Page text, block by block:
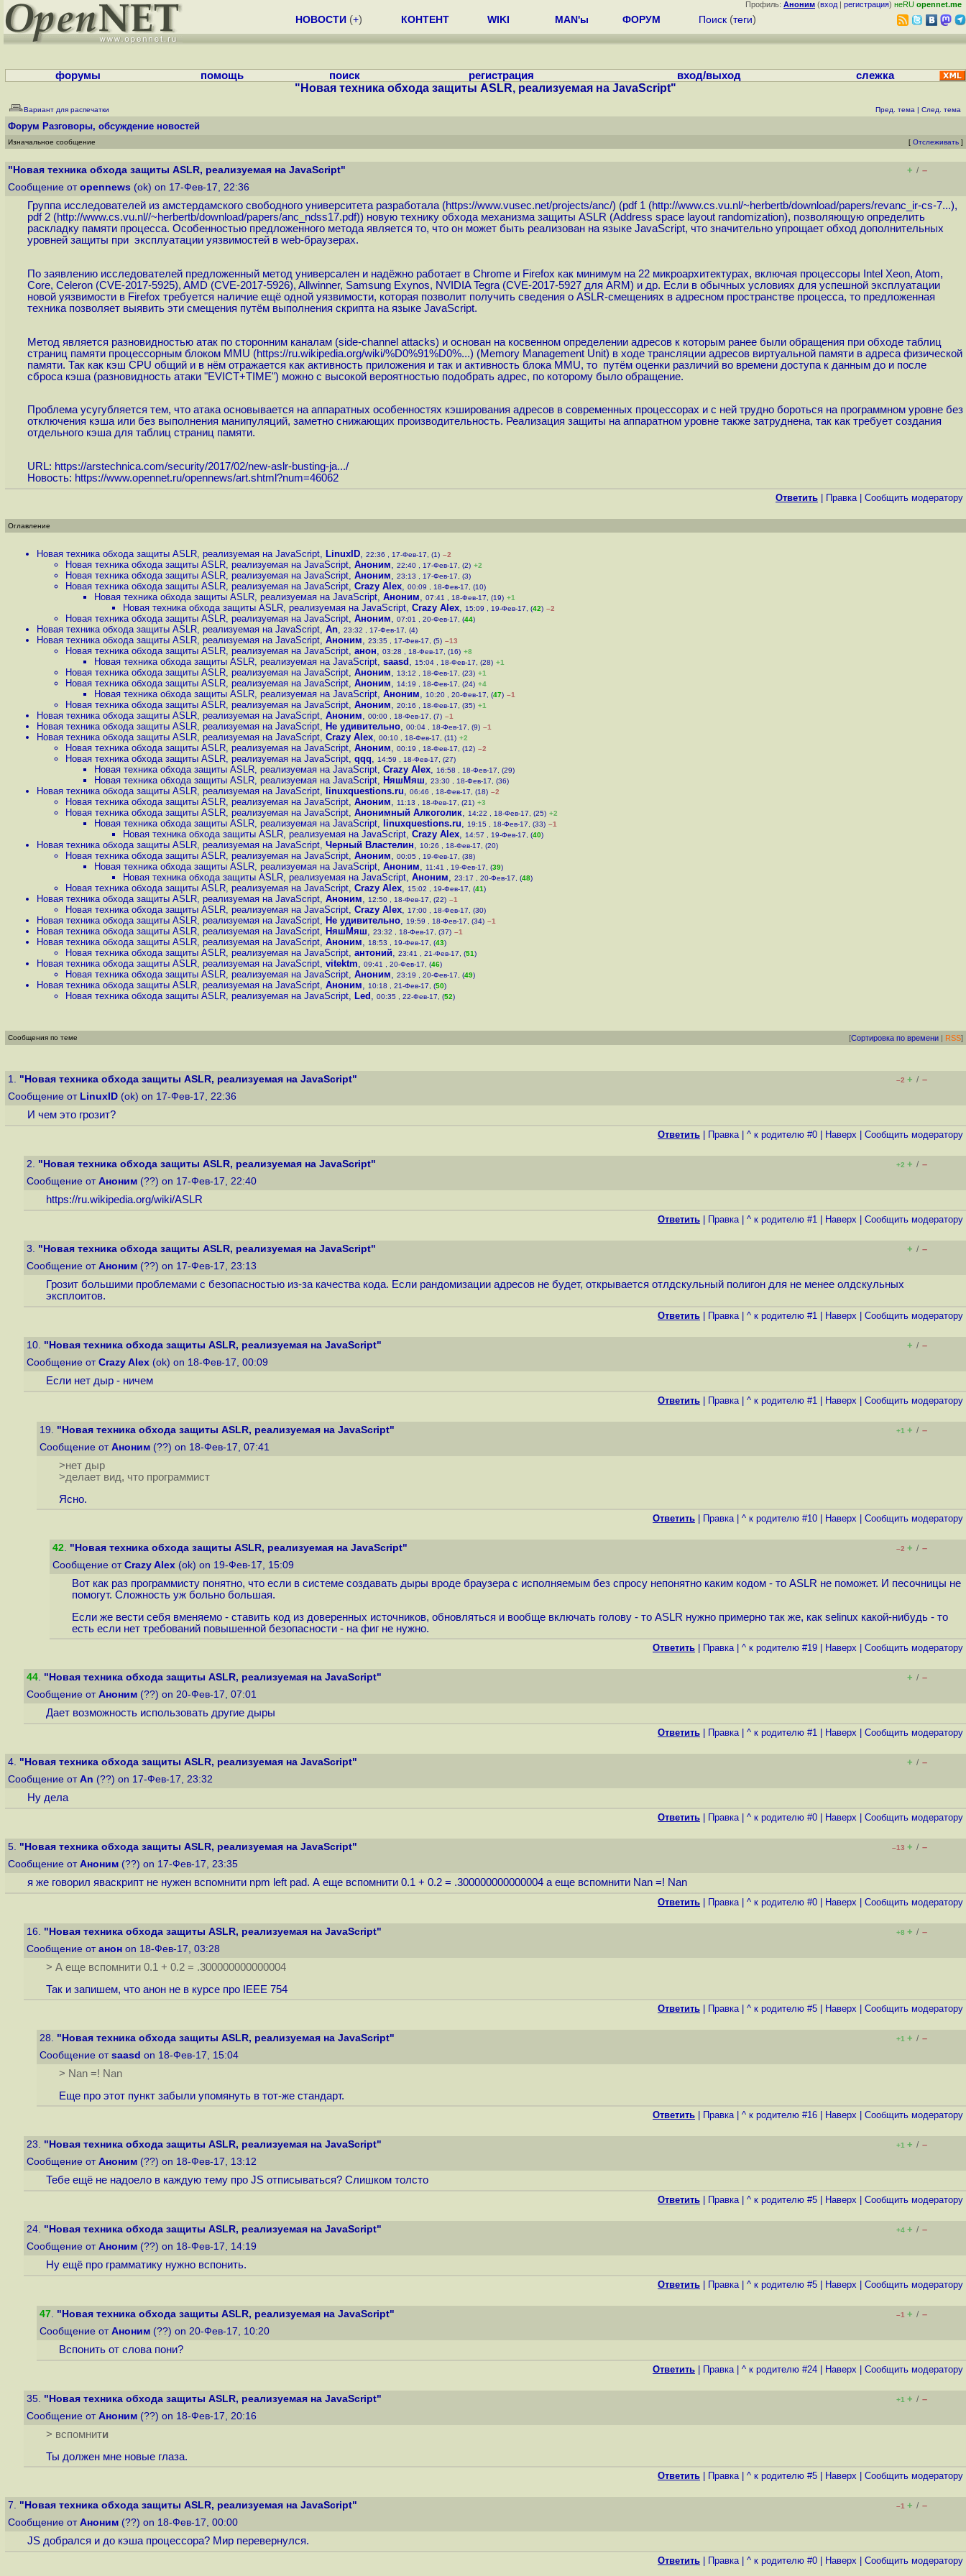
Профиль: Аноним (вход | регистрация) неRU opennet.me
НОВОСТИ (+) КОНТЕНТ WIKI MAN'ы ФОРУМ Поиск (теги)
форумы помощь поиск регистрация вход/выход слежка
"Новая техника обхода защиты ASLR, реализуемая на JavaScript"
Вариант для распечатки Пред. тема | След. тема
Форум Разговоры, обсуждение новостей
Изначальное сообщение [ Отслеживать ]
"Новая техника обхода защиты ASLR, реализуемая на JavaScript" + / –
Сообщение от opennews (ok) on 17-Фев-17, 22:36
Группа исследователей из амстердамского свободного университета разработала (https://www.vusec.net/projects/anc/) (pdf 1 (http://www.cs.vu.nl/~herbertb/download/papers/revanc_ir-cs-7...),
pdf 2 (http://www.cs.vu.nl//~herbertb/download/papers/anc_ndss17.pdf)) новую технику обхода механизма защиты ASLR (Address space layout randomization), позволяющую определить
раскладку памяти процесса. Особенностью предложенного метода является то, что он может быть реализован на языке JavaScript, что значительно упрощает обход дополнительных
уровней защиты при эксплуатации уязвимостей в web-браузерах.
По заявлению исследователей предложенный метод универсален и надёжно работает в Chrome и Firefox как минимум на 22 микроархитектурах, включая процессоры Intel Xeon, Atom,
Core, Celeron (CVE-2017-5925), AMD (CVE-2017-5926), Allwinner, Samsung Exynos, NVIDIA Tegra (CVE-2017-5927 для ARM) и др. Если в обычных условиях для успешной эксплуатации
новой уязвимости в Firefox требуется наличие ещё одной уязвимости, которая позволит получить сведения о ASLR-смещениях в адресном пространстве процесса, то предложенная
техника позволяет выявить эти смещения путём выполнения скрипта на языке JavaScript.
Метод является разновидностью атак по сторонним каналам (side-channel attacks) и основан на косвенном определении адресов к которым ранее были обращения при обходе таблиц
страниц памяти процессорным блоком MMU (https://ru.wikipedia.org/wiki/%D0%91%D0%...) (Memory Management Unit) в ходе трансляции адресов виртуальной памяти в адреса физической
памяти. Так как кэш CPU общий и в нём отражается как активность приложения и так и активность блока MMU, то путём оценки различий во времени доступа к данным до и после
сброса кэша (разновидность атаки "EVICT+TIME") можно с высокой вероятностью подобрать адрес, по которому было обращение.
Проблема усугубляется тем, что атака основывается на аппаратных особенностях кэширования адресов в современных процессорах и с ней трудно бороться на программном уровне без
отключения кэша или без выполнения манипуляций, заметно снижающих производительность. Реализация защиты на аппаратном уровне также затруднена, так как требует создания
отдельного кэша для таблиц страниц памяти.
URL: https://arstechnica.com/security/2017/02/new-aslr-busting-ja.../
Новость: https://www.opennet.ru/opennews/art.shtml?num=46062
Ответить Правка| Cообщить модератору
Оглавление
Новая техника обхода защиты ASLR, реализуемая на JavaScript, LinuxID, 22:36 , 17-Фев-17, (1) –2
Новая техника обхода защиты ASLR, реализуемая на JavaScript, Аноним, 22:40 , 17-Фев-17, (2) +2
Новая техника обхода защиты ASLR, реализуемая на JavaScript, Аноним, 23:13 , 17-Фев-17, (3)
Новая техника обхода защиты ASLR, реализуемая на JavaScript, Crazy Alex, 00:09 , 18-Фев-17, (10)
Новая техника обхода защиты ASLR, реализуемая на JavaScript, Аноним, 07:41 , 18-Фев-17, (19) +1
Новая техника обхода защиты ASLR, реализуемая на JavaScript, Crazy Alex, 15:09 , 19-Фев-17, (42) –2
Новая техника обхода защиты ASLR, реализуемая на JavaScript, Аноним, 07:01 , 20-Фев-17, (44)
Новая техника обхода защиты ASLR, реализуемая на JavaScript, An, 23:32 , 17-Фев-17, (4)
Новая техника обхода защиты ASLR, реализуемая на JavaScript, Аноним, 23:35 , 17-Фев-17, (5) –13
Новая техника обхода защиты ASLR, реализуемая на JavaScript, анон, 03:28 , 18-Фев-17, (16) +8
Новая техника обхода защиты ASLR, реализуемая на JavaScript, saasd , 15:04 , 18-Фев-17, (28) +1
Новая техника обхода защиты ASLR, реализуемая на JavaScript, Аноним, 13:12 , 18-Фев-17, (23) +1
Новая техника обхода защиты ASLR, реализуемая на JavaScript, Аноним, 14:19 , 18-Фев-17, (24) +4
Новая техника обхода защиты ASLR, реализуемая на JavaScript, Аноним, 10:20 , 20-Фев-17, (47) –1
Новая техника обхода защиты ASLR, реализуемая на JavaScript, Аноним, 20:16 , 18-Фев-17, (35) +1
Новая техника обхода защиты ASLR, реализуемая на JavaScript, Аноним, 00:00 , 18-Фев-17, (7) –1
Новая техника обхода защиты ASLR, реализуемая на JavaScript, Не удивительно, 00:04 , 18-Фев-17, (9) –1
Новая техника обхода защиты ASLR, реализуемая на JavaScript, Crazy Alex, 00:10 , 18-Фев-17, (11) +2
Новая техника обхода защиты ASLR, реализуемая на JavaScript, Аноним, 00:19 , 18-Фев-17, (12) –2
Новая техника обхода защиты ASLR, реализуемая на JavaScript, qqq, 14:59 , 18-Фев-17, (27)
Новая техника обхода защиты ASLR, реализуемая на JavaScript, Crazy Alex, 16:58 , 18-Фев-17, (29)
Новая техника обхода защиты ASLR, реализуемая на JavaScript, НяшМяш, 23:30 , 18-Фев-17, (36)
Новая техника обхода защиты ASLR, реализуемая на JavaScript, linuxquestions.ru, 06:46 , 18-Фев-17, (18) –2
Новая техника обхода защиты ASLR, реализуемая на JavaScript, Аноним, 11:13 , 18-Фев-17, (21) +3
Новая техника обхода защиты ASLR, реализуемая на JavaScript, Анонимный Алкоголик, 14:22 , 18-Фев-17, (25) +2
Новая техника обхода защиты ASLR, реализуемая на JavaScript, linuxquestions.ru, 19:15 , 18-Фев-17, (33) –1
Новая техника обхода защиты ASLR, реализуемая на JavaScript, Crazy Alex, 14:57 , 19-Фев-17, (40)
Новая техника обхода защиты ASLR, реализуемая на JavaScript, Черный Властелин, 10:26 , 18-Фев-17, (20)
Новая техника обхода защиты ASLR, реализуемая на JavaScript, Аноним, 00:05 , 19-Фев-17, (38)
Новая техника обхода защиты ASLR, реализуемая на JavaScript, Аноним, 11:41 , 19-Фев-17, (39)
Новая техника обхода защиты ASLR, реализуемая на JavaScript, Аноним, 23:17 , 20-Фев-17, (48)
Новая техника обхода защиты ASLR, реализуемая на JavaScript, Crazy Alex, 15:02 , 19-Фев-17, (41)
Новая техника обхода защиты ASLR, реализуемая на JavaScript, Аноним, 12:50 , 18-Фев-17, (22) –1
Новая техника обхода защиты ASLR, реализуемая на JavaScript, Crazy Alex, 17:00 , 18-Фев-17, (30)
Новая техника обхода защиты ASLR, реализуемая на JavaScript, Не удивительно, 19:59 , 18-Фев-17, (34) –1
Новая техника обхода защиты ASLR, реализуемая на JavaScript, НяшМяш, 23:32 , 18-Фев-17, (37) –1
Новая техника обхода защиты ASLR, реализуемая на JavaScript, Аноним, 18:53 , 19-Фев-17, (43)
Новая техника обхода защиты ASLR, реализуемая на JavaScript, антоний, 23:41 , 21-Фев-17, (51)
Новая техника обхода защиты ASLR, реализуемая на JavaScript, vitektm, 09:41 , 20-Фев-17, (46)
Новая техника обхода защиты ASLR, реализуемая на JavaScript, Аноним, 23:19 , 20-Фев-17, (49)
Новая техника обхода защиты ASLR, реализуемая на JavaScript, Аноним, 10:18 , 21-Фев-17, (50)
Новая техника обхода защиты ASLR, реализуемая на JavaScript, Led , 00:35 , 22-Фев-17, (52)
Сообщения по теме [Сортировка по времени | RSS]
1. "Новая техника обхода защиты ASLR, реализуемая на JavaScript" –2 + / –
Сообщение от LinuxID (ok) on 17-Фев-17, 22:36
И чем это грозит?
Ответить Правка| ^ к родителю #0 Наверх Cообщить модератору
2. "Новая техника обхода защиты ASLR, реализуемая на JavaScript" +2 + / –
Сообщение от Аноним (??) on 17-Фев-17, 22:40
https://ru.wikipedia.org/wiki/ASLR
Ответить Правка| ^ к родителю #1 Наверх Cообщить модератору
3. "Новая техника обхода защиты ASLR, реализуемая на JavaScript" + / –
Сообщение от Аноним (??) on 17-Фев-17, 23:13
Грозит большими проблемами с безопасностью из-за качества кода. Если рандомизации адресов не будет, открывается отлдскульный полигон для не менее олдскульных
эксплоитов.
Ответить Правка| ^ к родителю #1 Наверх Cообщить модератору
10. "Новая техника обхода защиты ASLR, реализуемая на JavaScript" + / –
Сообщение от Crazy Alex (ok) on 18-Фев-17, 00:09
Если нет дыр - ничем
Ответить Правка| ^ к родителю #1 Наверх Cообщить модератору
19. "Новая техника обхода защиты ASLR, реализуемая на JavaScript" +1 + / –
Сообщение от Аноним (??) on 18-Фев-17, 07:41
>нет дыр
>делает вид, что программист
Ясно.
Ответить Правка| ^ к родителю #10 Наверх Cообщить модератору
42. "Новая техника обхода защиты ASLR, реализуемая на JavaScript" –2 + / –
Сообщение от Crazy Alex (ok) on 19-Фев-17, 15:09
Вот как раз программисту понятно, что если в системе создавать дыры вроде браузера с исполняемым без спросу непонятно каким кодом - то ASLR не поможет. И песочницы не
помогут. Сложность уж больно большая.
Если же вести себя вменяемо - ставить код из доверенных источников, обновляться и вообще включать голову - то ASLR нужно примерно так же, как selinux какой-нибудь - то
есть если нет требований повышенной безопасности - на фиг не нужно.
Ответить Правка| ^ к родителю #19 Наверх Cообщить модератору
44. "Новая техника обхода защиты ASLR, реализуемая на JavaScript" + / –
Сообщение от Аноним (??) on 20-Фев-17, 07:01
Дает возможность использовать другие дыры
Ответить Правка| ^ к родителю #1 Наверх Cообщить модератору
4. "Новая техника обхода защиты ASLR, реализуемая на JavaScript" + / –
Сообщение от An (??) on 17-Фев-17, 23:32
Ну дела
Ответить Правка| ^ к родителю #0 Наверх Cообщить модератору
5. "Новая техника обхода защиты ASLR, реализуемая на JavaScript" –13 + / –
Сообщение от Аноним (??) on 17-Фев-17, 23:35
я же говорил яваскрипт не нужен вспомнити npm left pad. А еще вспомнити 0.1 + 0.2 = .300000000000004 а еще вспомнити Nan =! Nan
Ответить Правка| ^ к родителю #0 Наверх Cообщить модератору
16. "Новая техника обхода защиты ASLR, реализуемая на JavaScript" +8 + / –
Сообщение от анон on 18-Фев-17, 03:28
> А еще вспомнити 0.1 + 0.2 = .300000000000004
Так и запишем, что анон не в курсе про IEEE 754
Ответить Правка| ^ к родителю #5 Наверх Cообщить модератору
28. "Новая техника обхода защиты ASLR, реализуемая на JavaScript" +1 + / –
Сообщение от saasd on 18-Фев-17, 15:04
> Nan =! Nan
Еще про этот пункт забыли упомянуть в тот-же стандарт.
Ответить Правка| ^ к родителю #16 Наверх Cообщить модератору
23. "Новая техника обхода защиты ASLR, реализуемая на JavaScript" +1 + / –
Сообщение от Аноним (??) on 18-Фев-17, 13:12
Тебе ещё не надоело в каждую тему про JS отписываться? Слишком толсто
Ответить Правка| ^ к родителю #5 Наверх Cообщить модератору
24. "Новая техника обхода защиты ASLR, реализуемая на JavaScript" +4 + / –
Сообщение от Аноним (??) on 18-Фев-17, 14:19
Ну ещё про грамматику нужно вспонить.
Ответить Правка| ^ к родителю #5 Наверх Cообщить модератору
47. "Новая техника обхода защиты ASLR, реализуемая на JavaScript" –1 + / –
Сообщение от Аноним (??) on 20-Фев-17, 10:20
Вспонить от слова пони?
Ответить Правка| ^ к родителю #24 Наверх Cообщить модератору
35. "Новая техника обхода защиты ASLR, реализуемая на JavaScript" +1 + / –
Сообщение от Аноним (??) on 18-Фев-17, 20:16
> вспомнити
Ты должен мне новые глаза.
Ответить Правка| ^ к родителю #5 Наверх Cообщить модератору
7. "Новая техника обхода защиты ASLR, реализуемая на JavaScript" –1 + / –
Сообщение от Аноним (??) on 18-Фев-17, 00:00
JS добрался и до кэша процессора? Мир перевернулся.
Ответить Правка| ^ к родителю #0 Наверх Cообщить модератору